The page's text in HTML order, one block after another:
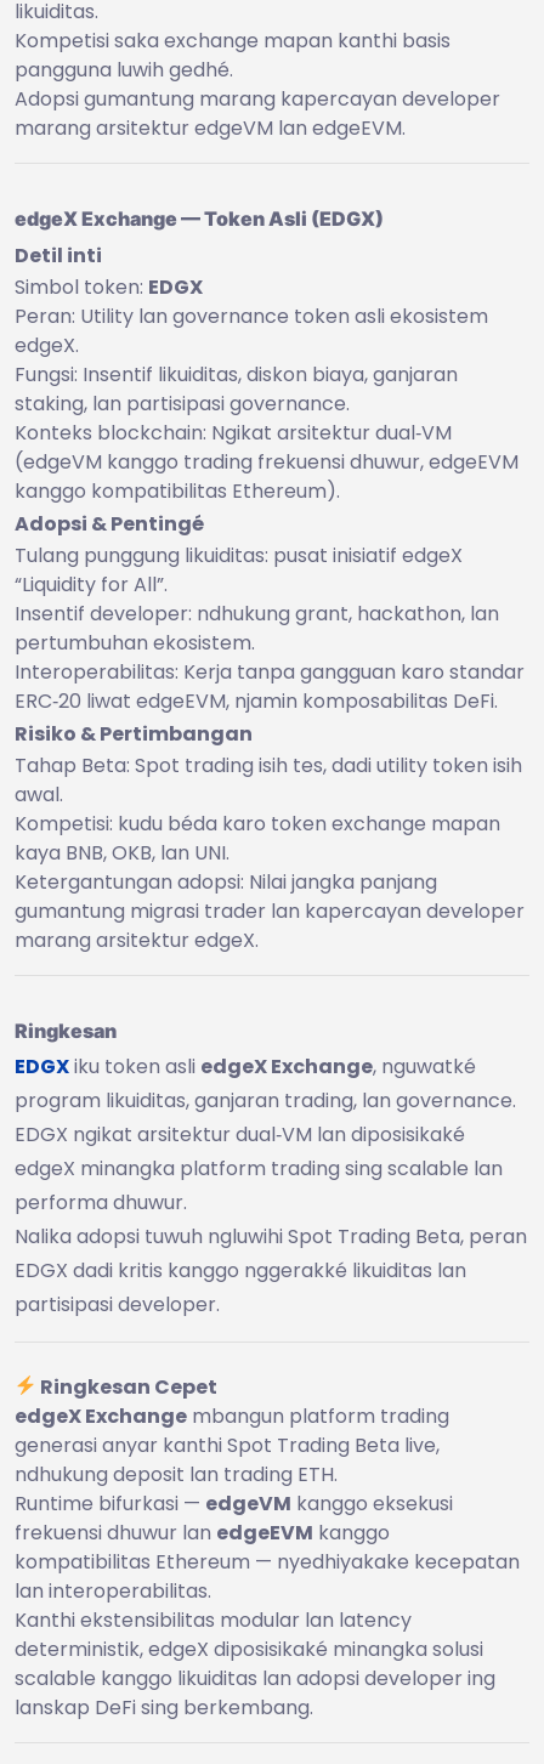
likuiditas.
Kompetisi saka exchange mapan kanthi basis
pangguna luwih gedhé.
Adopsi gumantung marang kapercayan developer
marang arsitektur edgeVM lan edgeEVM.
edgeX Exchange — Token Asli (EDGX)
Detil inti
Simbol token: EDGX
Peran: Utility lan governance token asli ekosistem
edgeX.
Fungsi: Insentif likuiditas, diskon biaya, ganjaran
staking, lan partisipasi governance.
Konteks blockchain: Ngikat arsitektur dual‑VM
(edgeVM kanggo trading frekuensi dhuwur, edgeEVM
kanggo kompatibilitas Ethereum).
Adopsi & Pentingé
Tulang punggung likuiditas: pusat inisiatif edgeX
“Liquidity for All”.
Insentif developer: ndhukung grant, hackathon, lan
pertumbuhan ekosistem.
Interoperabilitas: Kerja tanpa gangguan karo standar
ERC‑20 liwat edgeEVM, njamin komposabilitas DeFi.
Risiko & Pertimbangan
Tahap Beta: Spot trading isih tes, dadi utility token isih
awal.
Kompetisi: kudu béda karo token exchange mapan
kaya BNB, OKB, lan UNI.
Ketergantungan adopsi: Nilai jangka panjang
gumantung migrasi trader lan kapercayan developer
marang arsitektur edgeX.
Ringkesan
EDGXiku token asli edgeX Exchange, nguwatké
program likuiditas, ganjaran trading, lan governance.
EDGX ngikat arsitektur dual‑VM lan diposisikaké
edgeX minangka platform trading sing scalable lan
performa dhuwur.
Nalika adopsi tuwuh ngluwihi Spot Trading Beta, peran
EDGX dadi kritis kanggo nggerakké likuiditas lan
partisipasi developer.
Ringkesan Cepet
edgeX Exchange mbangun platform trading
generasi anyar kanthi Spot Trading Beta live,
ndhukung deposit lan trading ETH.
Runtime bifurkasi — edgeVM kanggo eksekusi
frekuensi dhuwur lan edgeEVM kanggo
kompatibilitas Ethereum — nyedhiyakake kecepatan
lan interoperabilitas.
Kanthi ekstensibilitas modular lan latency
deterministik, edgeX diposisikaké minangka solusi
scalable kanggo likuiditas lan adopsi developer ing
lanskap DeFi sing berkembang.